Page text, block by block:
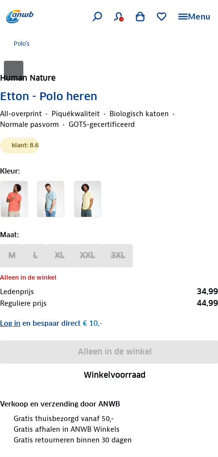
Menu
Polo's
Human Nature
Etton - Polo heren
All-overprint Piquékwaliteit
Biologisch katoen
Normale pasvorm
GOTS-gecertificeerd
klant: 8.6
Kleur:
Maat:
M L XL XXL 3XL
Alleen in de winkel
Ledenprijs 34,99
Reguliere prijs 44,99
Log in en bespaar direct € 10,-
Alleen in de winkel
Winkelvoorraad
Verkoop en verzending door ANWB
Gratis thuisbezorgd vanaf 50,-
Gratis afhalen in ANWB Winkels
Gratis retourneren binnen 30 dagen